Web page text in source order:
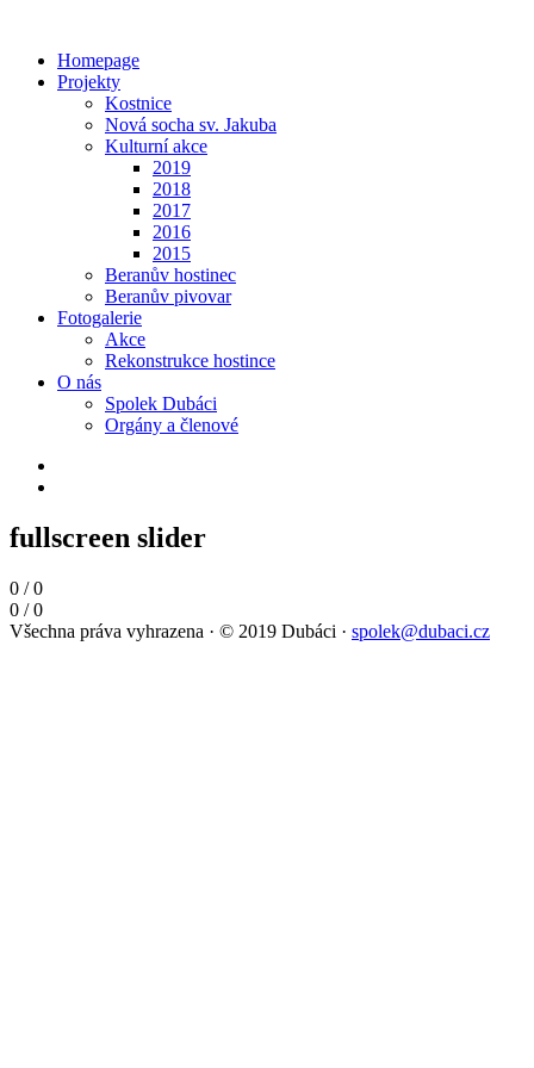
Homepage
Projekty
Kostnice
Nová socha sv. Jakuba
Kulturní akce
2019
2018
2017
2016
2015
Beranův hostinec
Beranův pivovar
Fotogalerie
Akce
Rekonstrukce hostince
O nás
Spolek Dubáci
Orgány a členové
fullscreen slider
0 /0
0 /0
Všechna práva vyhrazena · © 2019 Dubáci · spolek@dubaci.cz